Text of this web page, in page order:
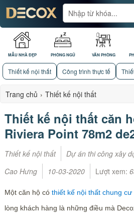
MẪU NHÀ ĐẸP PHÒNG NGỦ VĂN PHÒNG
Thiết kế nội thất Công trình thực tế
Trang chủ › Thiết kế nội thất
Thiết kế nội thất căn
Riviera Point 78m2
Thiết kế nội thất
Dự án thi công xây
Cao Hưng
10-03-2020 Lượt xem:
Một căn hộ có thiết kế nội thất chung cư
lòng khách hàng là những điều mà